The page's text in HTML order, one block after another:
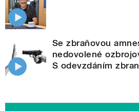
Se zbraňovou
nedovolené
S odevzdáním